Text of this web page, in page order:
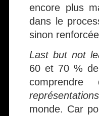
encore plus
dans le
sinon
Last but not
60 et 70 % de
comprendre
monde. Car